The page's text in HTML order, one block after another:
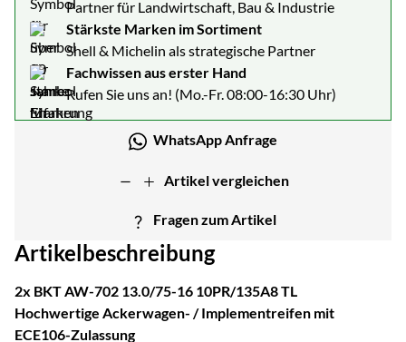
Partner für Landwirtschaft, Bau & Industrie
Stärkste Marken im Sortiment
Shell & Michelin als strategische Partner
Fachwissen aus erster Hand
Rufen Sie uns an! (Mo.-Fr. 08:00-16:30 Uhr)
WhatsApp Anfrage
Artikel vergleichen
Fragen zum Artikel
Artikelbeschreibung
2x BKT AW-702 13.0/75-16 10PR/135A8 TL
Hochwertige Ackerwagen- / Implementreifen mit
ECE106-Zulassung